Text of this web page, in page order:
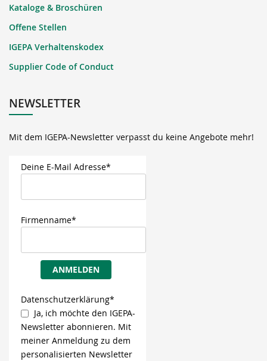
Kataloge & Broschüren
Offene Stellen
IGEPA Verhaltenskodex
Supplier Code of Conduct
NEWSLETTER
Mit dem IGEPA-Newsletter verpasst du keine Angebote mehr!
Deine E-Mail Adresse*
Firmenname*
ANMELDEN
Datenschutzerklärung*
Ja, ich möchte den IGEPA-
Newsletter abonnieren. Mit
meiner Anmeldung zu dem
personalisierten Newsletter